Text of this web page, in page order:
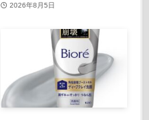
2026年8月5日